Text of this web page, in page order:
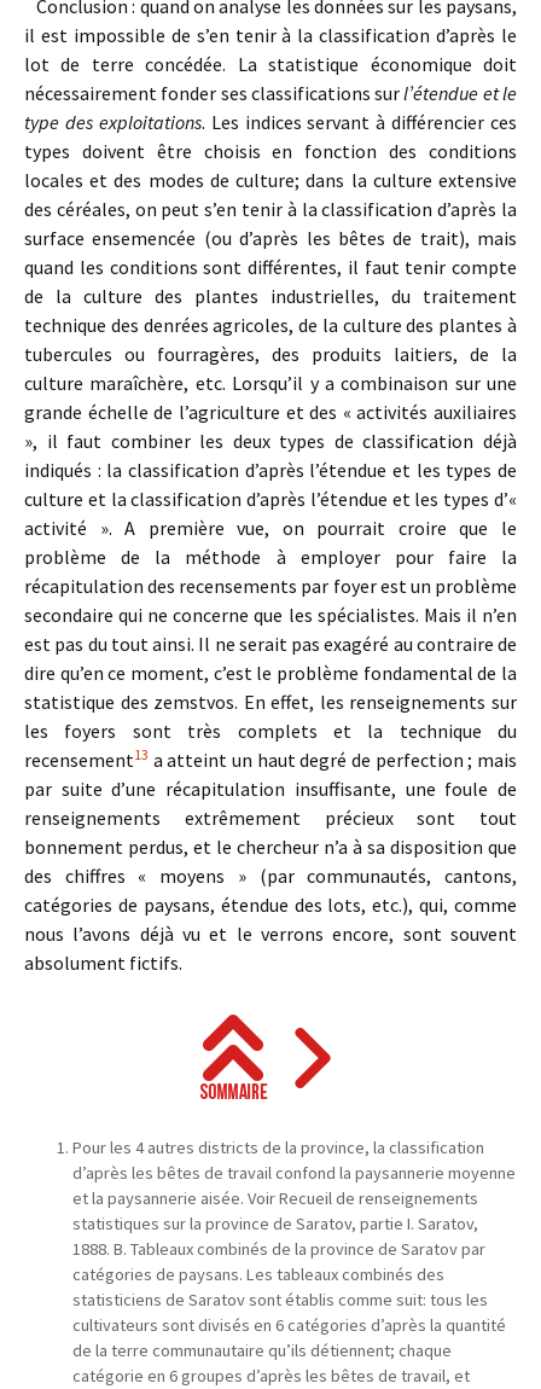
Conclusion : quand on analyse les données sur les paysans,
il est impossible de s’en tenir à la classification d’après le
lot de terre concédée. La statistique économique doit
nécessairement fonder ses classifications surl’étendue et le
type des exploitations. Les indices servant à différencier ces
types doivent être choisis en fonction des conditions
locales et des modes de culture; dans la culture extensive
des céréales, on peut s’en tenir à la classification d’après la
surface ensemencée (ou d’après les bêtes de trait), mais
quand les conditions sont différentes, il faut tenir compte
de la culture des plantes industrielles, du traitement
technique des denrées agricoles, de la culture des plantes à
tubercules ou fourragères, des produits laitiers, de la
culture maraîchère, etc. Lorsqu’il y a combinaison sur une
grande échelle de l’agriculture et des « activités auxiliaires
», il faut combiner les deux types de classification déjà
indiqués : la classification d’après l’étendue et les types de
culture et la classification d’après l’étendue et les types d’«
activité ». A première vue, on pourrait croire que le
problème de la méthode à employer pour faire la
récapitulation des recensements par foyer est un problème
secondaire qui ne concerne que les spécialistes. Mais il n’en
est pas du tout ainsi. Il ne serait pas exagéré au contraire de
dire qu’en ce moment, c’est le problème fondamental de la
statistique des zemstvos. En effet, les renseignements sur
les foyers sont très complets et la technique du
recensement13 a atteint un haut degré de perfection ; mais
par suite d’une récapitulation insuffisante, une foule de
renseignements extrêmement précieux sont tout
bonnement perdus, et le chercheur n’a à sa disposition que
des chiffres « moyens » (par communautés, cantons,
catégories de paysans, étendue des lots, etc.), qui, comme
nous l’avons déjà vu et le verrons encore, sont souvent
absolument fictifs.
Pour les 4 autres districts de la province, la classification
d’après les bêtes de travail confond la paysannerie moyenne
et la paysannerie aisée. Voir Recueil de renseignements
statistiques sur la province de Saratov, partie I. Saratov,
1888. B. Tableaux combinés de la province de Saratov par
catégories de paysans. Les tableaux combinés des
statisticiens de Saratov sont établis comme suit: tous les
cultivateurs sont divisés en 6 catégories d’après la quantité
de la terre communautaire qu’ils détiennent; chaque
catégorie en 6 groupes d’après les bêtes de travail, et